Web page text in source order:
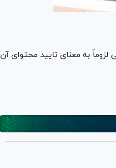
لزوماً به معنای تایید محتوای آن